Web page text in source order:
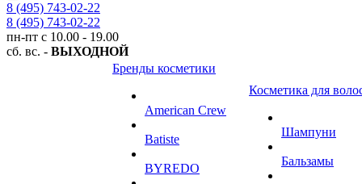
8 (495) 743-02-22
8 (495) 743-02-22
пн-пт с 10.00 - 19.00
сб. вс. - ВЫХОДНОЙ
Бренды косметики
American Crew
Batiste
BYREDO
Косметика для
Шампуни
Бальзамы